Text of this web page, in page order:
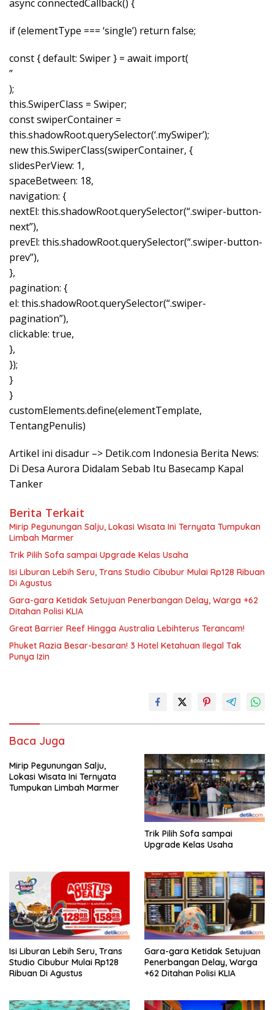
async connectedCallback() {
if (elementType === ‘single’) return false;
const { default: Swiper } = await import(
”
);
this.SwiperClass = Swiper;
const swiperContainer =
this.shadowRoot.querySelector(‘.mySwiper’);
new this.SwiperClass(swiperContainer, {
slidesPerView: 1,
spaceBetween: 18,
navigation: {
nextEl: this.shadowRoot.querySelector(“.swiper-button-
next”),
prevEl: this.shadowRoot.querySelector(“.swiper-button-
prev”),
},
pagination: {
el: this.shadowRoot.querySelector(“.swiper-
pagination”),
clickable: true,
},
});
}
}
customElements.define(elementTemplate,
TentangPenulis)
Artikel ini disadur –> Detik.com Indonesia Berita News:
Di Desa Aurora Didalam Sebab Itu Basecamp Kapal
Tanker
Berita Terkait
Mirip Pegunungan Salju, Lokasi Wisata Ini Ternyata Tumpukan
Limbah Marmer
Trik Pilih Sofa sampai Upgrade Kelas Usaha
Isi Liburan Lebih Seru, Trans Studio Cibubur Mulai Rp128 Ribuan
Di Agustus
Gara-gara Ketidak Setujuan Penerbangan Delay, Warga +62
Ditahan Polisi KLIA
Great Barrier Reef Hingga Australia Lebihterus Terancam!
Phuket Razia Besar-besaran! 3 Hotel Ketahuan Ilegal Tak
Punya Izin
Baca Juga
Mirip Pegunungan Salju,
Lokasi Wisata Ini Ternyata
Tumpukan Limbah Marmer
Trik Pilih Sofa sampai
Upgrade Kelas Usaha
Isi Liburan Lebih Seru, Trans
Studio Cibubur Mulai Rp128
Ribuan Di Agustus
Gara-gara Ketidak Setujuan
Penerbangan Delay, Warga
+62 Ditahan Polisi KLIA